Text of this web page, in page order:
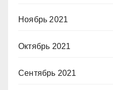
Ноябрь 2021
Октябрь 2021
Сентябрь 2021